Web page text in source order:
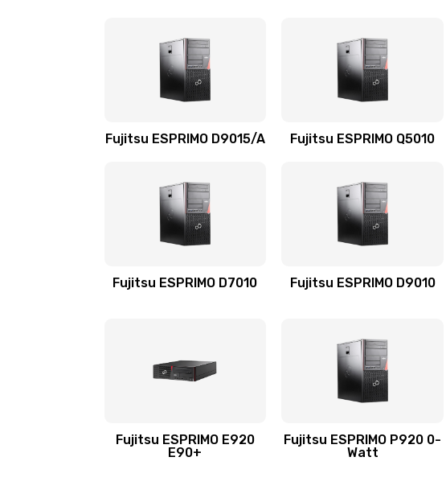
Fujitsu ESPRIMO D9015/A Fujitsu ESPRIMO Q5010
Fujitsu ESPRIMO D7010 Fujitsu ESPRIMO D9010
Fujitsu ESPRIMO E920
E90+
Fujitsu ESPRIMO P920 0-
Watt